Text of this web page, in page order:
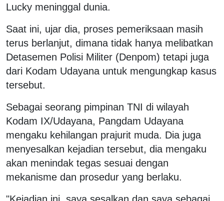
Lucky meninggal dunia.
Saat ini, ujar dia, proses pemeriksaan masih
terus berlanjut, dimana tidak hanya melibatkan
Detasemen Polisi Militer (Denpom) tetapi juga
dari Kodam Udayana untuk mengungkap kasus
tersebut.
Sebagai seorang pimpinan TNI di wilayah
Kodam IX/Udayana, Pangdam Udayana
mengaku kehilangan prajurit muda. Dia juga
menyesalkan kejadian tersebut, dia mengaku
akan menindak tegas sesuai dengan
mekanisme dan prosedur yang berlaku.